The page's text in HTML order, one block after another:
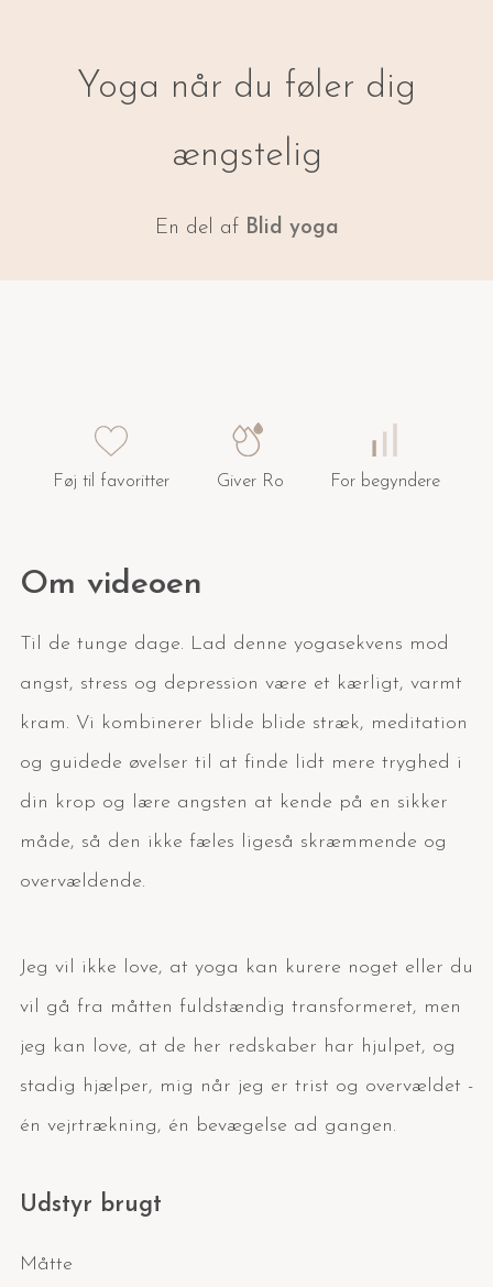
Yoga når du føler dig
ængstelig
En del af Blid yoga
Føj til favoritter Giver Ro For begyndere
Om videoen
Til de tunge dage. Lad denne yogasekvens mod
angst, stress og depression være et kærligt, varmt
kram. Vi kombinerer blide blide stræk, meditation
og guidede øvelser til at finde lidt mere tryghed i
din krop og lære angsten at kende på en sikker
måde, så den ikke fæles ligeså skræmmende og
overvældende.
Jeg vil ikke love, at yoga kan kurere noget eller du
vil gå fra måtten fuldstændig transformeret, men
jeg kan love, at de her redskaber har hjulpet, og
stadig hjælper, mig når jeg er trist og overvældet -
én vejrtrækning, én bevægelse ad gangen.
Udstyr brugt
Måtte